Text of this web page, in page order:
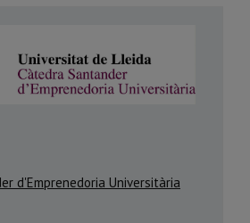
d'Emprenedoria Universitària